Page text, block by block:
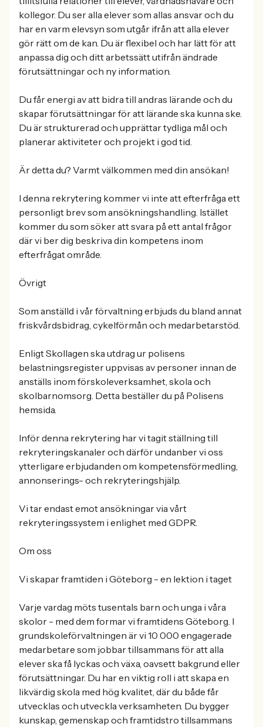
kollegor. Du ser alla elever som allas ansvar och du
har en varm elevsyn som utgår ifrån att alla elever
gör rätt om de kan. Du är flexibel och har lätt för att
anpassa dig och ditt arbetssätt utifrån ändrade
förutsättningar och ny information.
Du får energi av att bidra till andras lärande och du
skapar förutsättningar för att lärande ska kunna ske.
Du är strukturerad och upprättar tydliga mål och
planerar aktiviteter och projekt i god tid.
Är detta du? Varmt välkommen med din ansökan!
I denna rekrytering kommer vi inte att efterfråga ett
personligt brev som ansökningshandling. Istället
kommer du som söker att svara på ett antal frågor
där vi ber dig beskriva din kompetens inom
efterfrågat område.
Övrigt
Som anställd i vår förvaltning erbjuds du bland annat
friskvårdsbidrag, cykelförmån och medarbetarstöd.
Enligt Skollagen ska utdrag ur polisens
belastningsregister uppvisas av personer innan de
anställs inom förskoleverksamhet, skola och
skolbarnomsorg. Detta beställer du på Polisens
hemsida.
Inför denna rekrytering har vi tagit ställning till
rekryteringskanaler och därför undanber vi oss
ytterligare erbjudanden om kompetensförmedling,
annonserings- och rekryteringshjälp.
Vi tar endast emot ansökningar via vårt
rekryteringssystem i enlighet med GDPR.
Om oss
Vi skapar framtiden i Göteborg - en lektion i taget
Varje vardag möts tusentals barn och unga i våra
skolor - med dem formar vi framtidens Göteborg. I
grundskoleförvaltningen är vi 10 000 engagerade
medarbetare som jobbar tillsammans för att alla
elever ska få lyckas och växa, oavsett bakgrund eller
förutsättningar. Du har en viktig roll i att skapa en
likvärdig skola med hög kvalitet, där du både får
utvecklas och utveckla verksamheten. Du bygger
kunskap, gemenskap och framtidstro tillsammans